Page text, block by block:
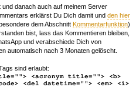
danach auch auf meinem Server
erklärst Du Dich damit und den hier
dem Abschnitt Kommentarfunktion)
bist, lass das Kommentieren bleiben,
und verabschiede Dich von
automatisch nach 3 Monaten gelöscht.
sind erlaubt:
<acronym title=""> <b>
<del datetime=""> <em> <i>